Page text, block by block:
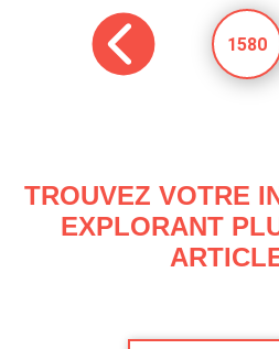
1580
TROUVEZ VOTRE
EXPLORANT